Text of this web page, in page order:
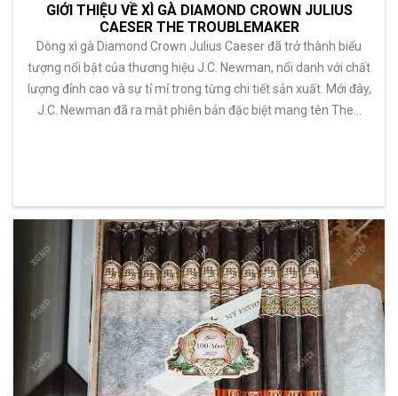
GIỚI THIỆU VỀ XÌ GÀ DIAMOND CROWN JULIUS
CAESER THE TROUBLEMAKER
Dòng xì gà Diamond Crown Julius Caeser đã trở thành biểu
tượng nổi bật của thương hiệu J.C. Newman, nổi danh với chất
lượng đỉnh cao và sự tỉ mỉ trong từng chi tiết sản xuất. Mới đây,
J.C. Newman đã ra mắt phiên bản đặc biệt mang tên The…